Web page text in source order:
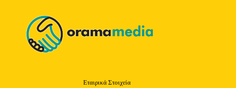
Εταιρικά Στοιχεία